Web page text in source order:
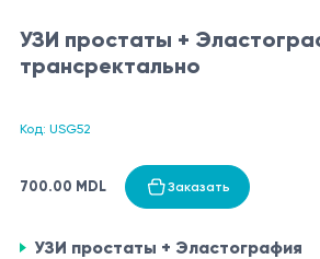
УЗИ простаты +
трансректально
Код: USG52
700.00 MDL Заказать
УЗИ простаты + Эластография